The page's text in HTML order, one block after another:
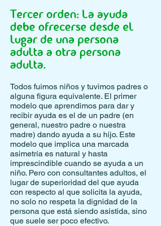
Tercer orden: La ayuda
debe ofrecerse desde el
lugar de una persona
adulta a otra persona
adulta.
Todos fuimos niños y tuvimos padres o
alguna figura equivalente. El primer
modelo que aprendimos para dar y
recibir ayuda es el de un padre (en
general, nuestro padre o nuestra
madre) dando ayuda a su hijo. Este
modelo que implica una marcada
asimetría es natural y hasta
imprescindible cuando se ayuda a un
niño. Pero con consultantes adultos, el
lugar de superioridad del que ayuda
con respecto al que solicita la ayuda,
no solo no respeta la dignidad de la
persona que está siendo asistida, sino
que suele ser poco efectivo.